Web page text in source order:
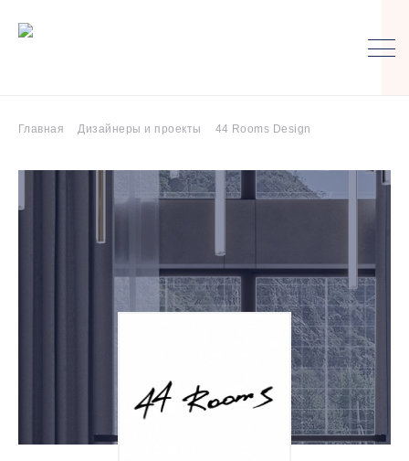
Главная Дизайнеры и проекты 44 Rooms Design